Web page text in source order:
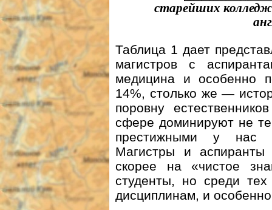
старейших
Таблица 1 дает
магистров с
медицина и особенно
14%, столько же —
поровну
сфере доминируют не
престижными у нас
Магистры и аспиранты
скорее на «чистое
студенты, но среди
дисциплинам, и